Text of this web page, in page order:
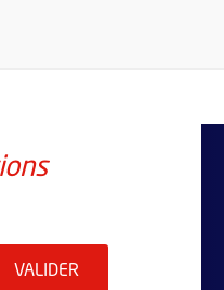
la ville d'Angers, indiquez
VALIDER ENVOYER MA